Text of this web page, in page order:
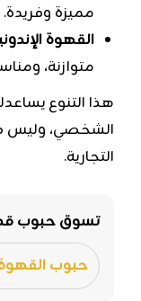
مميزة وفريدة.
القهوة
متوازنة،
هذا التنوع
الشخصي، وليس
التجارية.
تسوق حبوب قهوة
حبوب القهوة